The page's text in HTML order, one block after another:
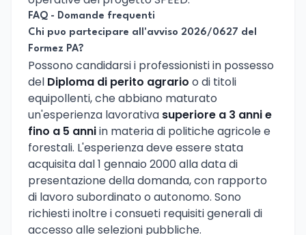
FAQ - Domande frequenti
Chi puo partecipare all'avviso 2026/0627 del
Formez PA?
Possono candidarsi i professionisti in possesso
del Diploma di perito agrario o di titoli
equipollenti, che abbiano maturato
un'esperienza lavorativa superiore a 3 anni e
fino a 5 anniin materia di politiche agricole e
forestali. L'esperienza deve essere stata
acquisita dal 1 gennaio 2000 alla data di
presentazione della domanda, con rapporto
di lavoro subordinato o autonomo. Sono
richiesti inoltre i consueti requisiti generali di
accesso alle selezioni pubbliche.